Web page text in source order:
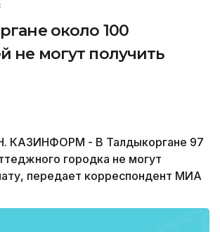
около 100
не могут получить
КАЗИНФОРМ - В Талдыкоргане 97
городка не могут
передает корреспондент МИА